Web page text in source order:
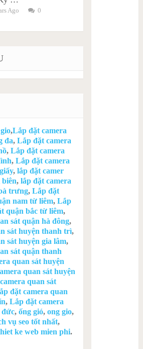
Ago 0
,Lắp đặt camera
đa, Lắp đặt camera
, Lắp đặt camera
, Lắp đặt camera
, lắp đặt camer
biên, lắp đặt camera
trưng, Lắp đặt
nam từ liêm, Lắp
quận bắc từ liêm,
sát quận hà đông,
sát huyện thanh trì,
sát huyện gia lâm,
sát quận thanh
quan sát huyện
quan sát huyện
quan sát
đặt camera quan
, Lắp đặt camera
đức, ống gió, ong gio,
vụ seo tốt nhất,
ke web mien phi.